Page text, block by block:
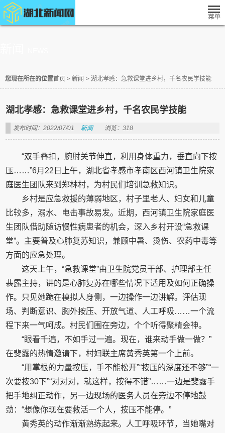
您现在所在的位置首页 > 新闻 > 湖北孝感：急救课堂进乡村，千名农民学技能
湖北孝感：急救课堂进乡村，千名农民学技能
发布时间：2022/07/01 新闻 浏览：318
“双手叠扣，腕肘关节伸直，利用身体重力，垂直向下按
压……”6月22日上午，湖北省孝感市孝南区西河镇卫生院家
庭医生团队来到郑林村，为村民们培训急救知识。
乡村是应急救援的薄弱地区，村子里老人、妇女和儿童
比较多，溺水、电击事故易发。近期，西河镇卫生院家庭医
生团队借助随访慢性病患者的机会，深入乡村开设“急救课
堂”。主要普及心肺复苏知识，兼顾中暑、烫伤、农药中毒等
方面的应急处理。
这天上午，“急救课堂”由卫生院党员干部、护理部主任
裴露主持，讲的是心肺复苏在哪些情况下适用及如何正确操
作。只见她跪在模拟人身侧，一边操作一边讲解。评估现
场、判断意识、胸外按压、开放气道、人工呼吸……一个流
程下来一气呵成。村民们围在旁边，个个听得聚精会神。
“眼看千遍，不如手过一遍。现在，谁来动手做一做？”
在斐露的热情邀请下，村妇联主席黄秀英第一个上前。
“用掌根的力量按压，手不能松开”“按压的深度还不够”“一
次要按30下”“对对对，就这样，按得不错”……一边是斐露手
把手地纠正动作，另一边现场的医务人员在旁边不停地鼓
劲：“想像你现在要救活一个人，按压不能停。”
黄秀英的动作渐渐熟练起来。人工呼吸环节，当她嘴对